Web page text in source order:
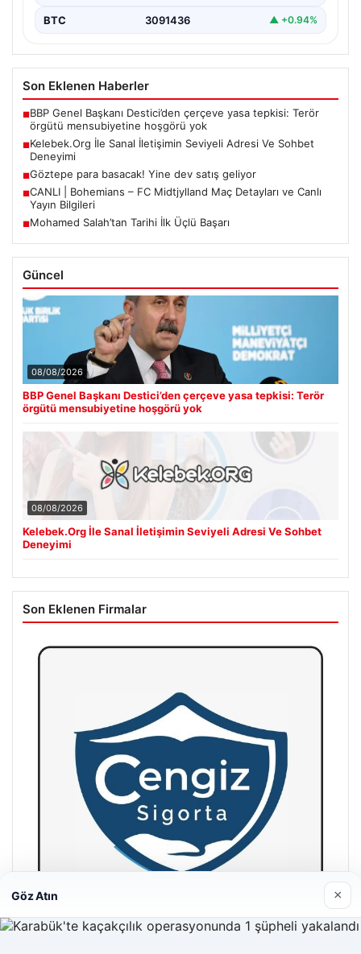
BTC 3091436 ▲ +0.94%
Son Eklenen Haberler
■BBP Genel Başkanı Destici’den çerçeve yasa tepkisi: Terör
örgütü mensubiyetine hoşgörü yok
■Kelebek.Org İle Sanal İletişimin Seviyeli Adresi Ve Sohbet
Deneyimi
■Göztepe para basacak! Yine dev satış geliyor
■CANLI | Bohemians – FC Midtjylland Maç Detayları ve Canlı
Yayın Bilgileri
■Mohamed Salah’tan Tarihi İlk Üçlü Başarı
Güncel
08/08/2026
BBP Genel Başkanı Destici’den çerçeve yasa tepkisi: Terör
örgütü mensubiyetine hoşgörü yok
08/08/2026
Kelebek.Org İle Sanal İletişimin Seviyeli Adresi Ve Sohbet
Deneyimi
Son Eklenen Firmalar
Göz Atın ×